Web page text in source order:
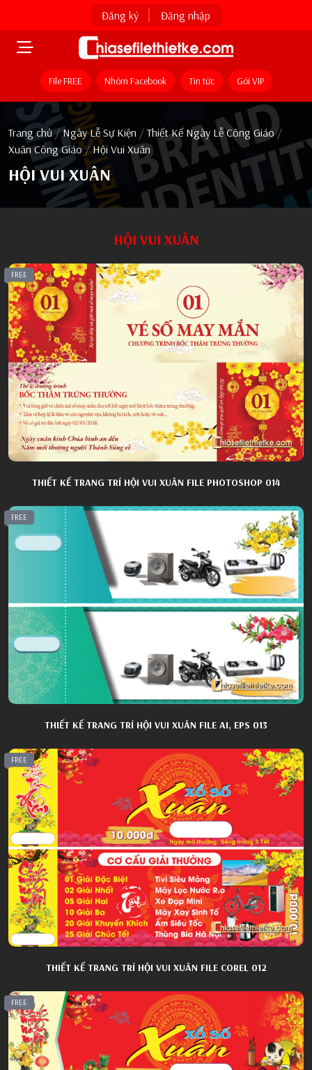
Đăng ký Đăng nhập
File FREE Nhóm Facebook Tin tức Gói VIP
Trang chủ / Ngày Lễ Sự Kiện / Thiết Kế Ngày Lễ Công Giáo /
Xuân Công Giáo / Hội Vui Xuân
HỘI VUI XUÂN
HỘI VUI XUÂN
FREE
THIẾT KẾ TRANG TRÍ HỘI VUI XUÂN FILE PHOTOSHOP 014
FREE
THIẾT KẾ TRANG TRÍ HỘI VUI XUÂN FILE AI, EPS 013
FREE
THIẾT KẾ TRANG TRÍ HỘI VUI XUÂN FILE COREL 012
FREE